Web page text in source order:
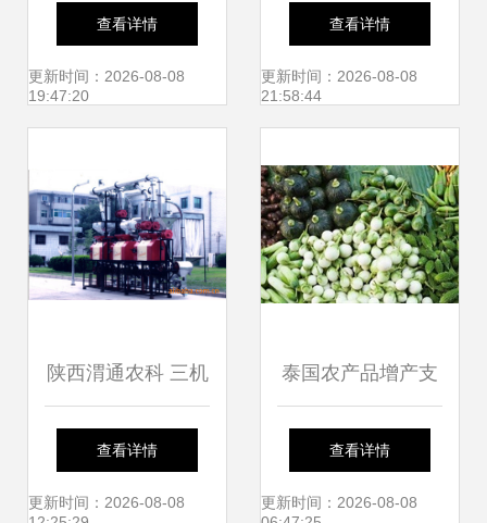
南痛失253亿，农
产品能否力挽狂
查看详情
更新时间：2026-08-08
19:47:20
振兴的足迹与希望
查看详情
更新时间：2026-08-08
21:58:44
陕西渭通农科 三机
组（图）农产品初
加工机械解析
查看详情
更新时间：2026-08-08
泰国农产品增产支
持农民收入稳步增
长
查看详情
更新时间：2026-08-08